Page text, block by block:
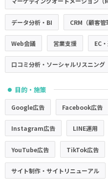
データ分析・BI CRM（顧客管
Web会議 営業支援 EC
口コミ分析・ソーシャルリスニング
● 目的・施策
Google広告 Facebook広告
Instagram広告 LINE運用
YouTube広告 TikTok広告
サイト制作・サイトリニューアル